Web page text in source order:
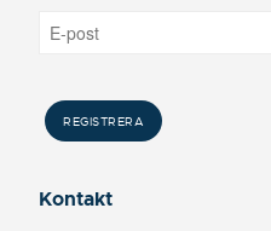
Kontakt